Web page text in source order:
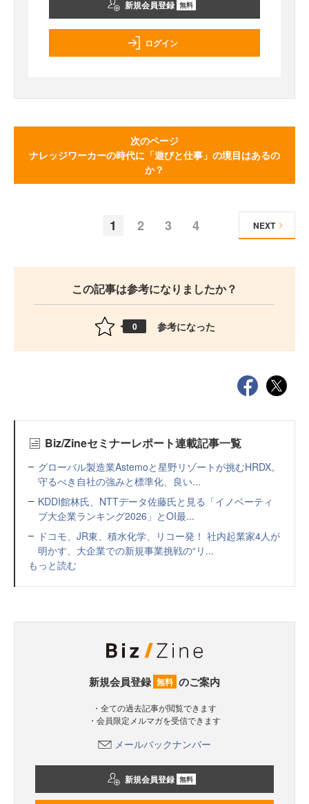
新規会員登録 無料
ログイン
次のページ
ナレッジワーカーの時代に「遊びと仕事」の境目はあるの
か？
1 2 3 4 NEXT
この記事は参考になりましたか？
0 参考になった
Biz/Zineセミナーレポート連載記事一覧
グローバル製造業Astemoと星野リゾートが挑むHRDX。
守るべき自社の強みと標準化、良い...
KDDI館林氏、NTTデータ佐藤氏と見る「イノベーティ
ブ大企業ランキング2026」とOI最...
ドコモ、JR東、積水化学、リコー発！ 社内起業家4人が
明かす、大企業での新規事業挑戦の“リ...
もっと読む
新規会員登録 無料 のご案内
・全ての過去記事が閲覧できます
・会員限定メルマガを受信できます
メールバックナンバー
新規会員登録 無料